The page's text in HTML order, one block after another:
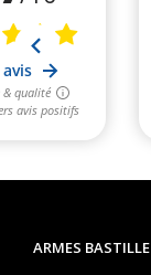
ARMES BASTILLE